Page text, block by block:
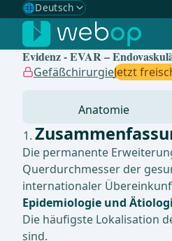
🌐Deutsch
Gewählte Sprache: Deutsch
🇩🇪 Deutsch ✓
🇬🇧English
Evidenz - EVAR –
GefäßchirurgieJetzt
Anatomie
Die permanente
Querdurchmesser der
internationaler
Epidemiologie und
Die häufigste Lokalisation
sind.